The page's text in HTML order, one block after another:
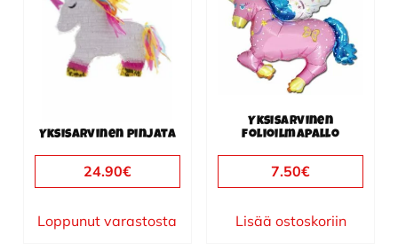
Yksisarvinen pinjata
24.90€
Loppunut varastosta
Yksisarvinen
folioilmapallo
7.50€
Lisää ostoskoriin